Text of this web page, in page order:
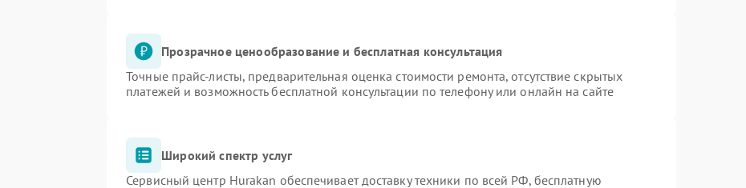
Прозрачное ценообразование и бесплатная консультация
Точные прайс-листы, предварительная оценка стоимости ремонта, отсутствие скрытых
платежей и возможность бесплатной консультации по телефону или онлайн на сайте
Широкий спектр услуг
Сервисный центр Hurakan обеспечивает доставку техники по всей РФ, бесплатную